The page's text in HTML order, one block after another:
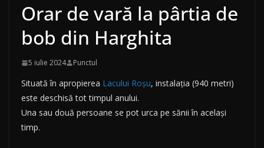
Orar de vară la pârtia de
bob din Harghita
5 iulie 2024 Punctul
Situată în apropierea Lacului Roșu, instalația (940 metri)
este deschisă tot timpul anului.
Una sau două persoane se pot urca pe sănii în același
timp.